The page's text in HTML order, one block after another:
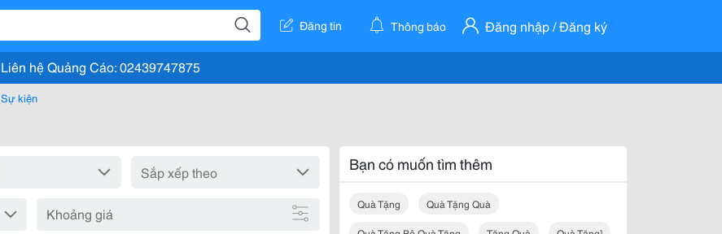
Đăng tin Thông báo Đăng nhập / Đăng ký
Liên hệ Quảng Cáo: 02439747875
Sự kiện
Khoảng giá
Bạn có muốn tìm thêm
Quà Tặng Quà Tặng Quà